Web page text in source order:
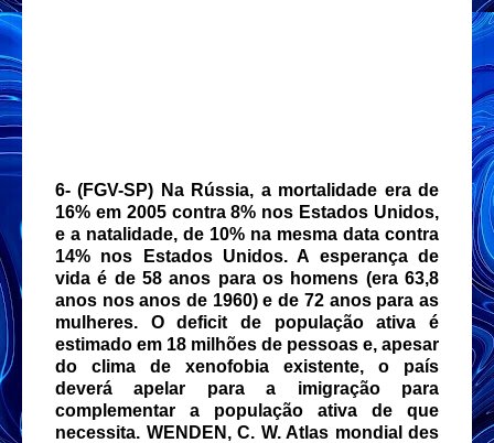
6- (FGV-SP) Na Rússia, a mortalidade era de
16% em 2005 contra 8% nos Estados Unidos,
e a natalidade, de 10% na mesma data contra
14% nos Estados Unidos. A esperança de
vida é de 58 anos para os homens (era 63,8
anos nos anos de 1960) e de 72 anos para as
mulheres. O deficit de população ativa é
estimado em 18 milhões de pessoas e, apesar
do clima de xenofobia existente, o país
deverá apelar para a imigração para
complementar a população ativa de que
necessita. WENDEN, C. W. Atlas mondial des